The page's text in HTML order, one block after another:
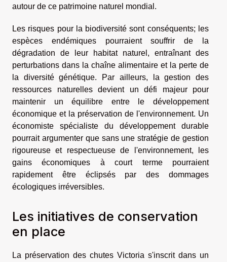
autour de ce patrimoine naturel mondial.
Les risques pour la biodiversité sont conséquents; les
espèces endémiques pourraient souffrir de la
dégradation de leur habitat naturel, entraînant des
perturbations dans la chaîne alimentaire et la perte de
la diversité génétique. Par ailleurs, la gestion des
ressources naturelles devient un défi majeur pour
maintenir un équilibre entre le développement
économique et la préservation de l'environnement. Un
économiste spécialiste du développement durable
pourrait argumenter que sans une stratégie de gestion
rigoureuse et respectueuse de l'environnement, les
gains économiques à court terme pourraient
rapidement être éclipsés par des dommages
écologiques irréversibles.
Les initiatives de conservation
en place
La préservation des chutes Victoria s'inscrit dans un